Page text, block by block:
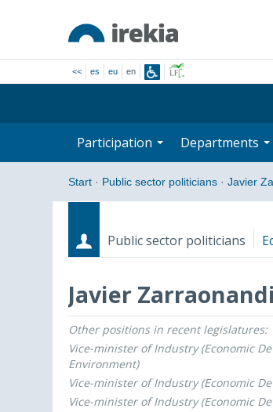
<< es eu en
Participation Departments
Start · Public sector politicians · Javier
Public sector politicians
Javier
RolesStart date - End date
Other positions in recent legislatures:
Vice-minister of Industry (Economic
Environment)
Vice-minister of Industry (Economic
Vice-minister of Industry (Economic